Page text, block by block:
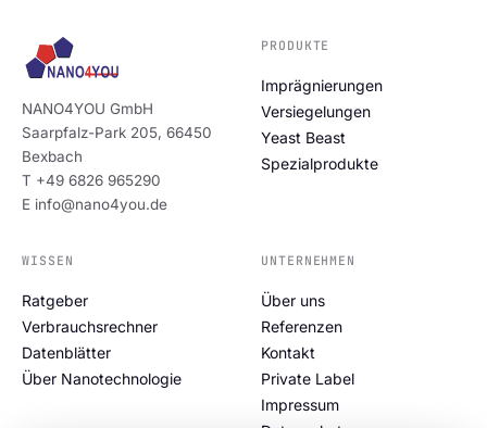
NANO4YOU GmbH
Saarpfalz-Park 205, 66450
Bexbach
T +49 6826 965290
E info@nano4you.de
PRODUKTE
Imprägnierungen
Versiegelungen
Yeast Beast
Spezialprodukte
WISSEN
Ratgeber
Verbrauchsrechner
Datenblätter
Über Nanotechnologie
UNTERNEHMEN
Über uns
Referenzen
Kontakt
Private Label
Impressum